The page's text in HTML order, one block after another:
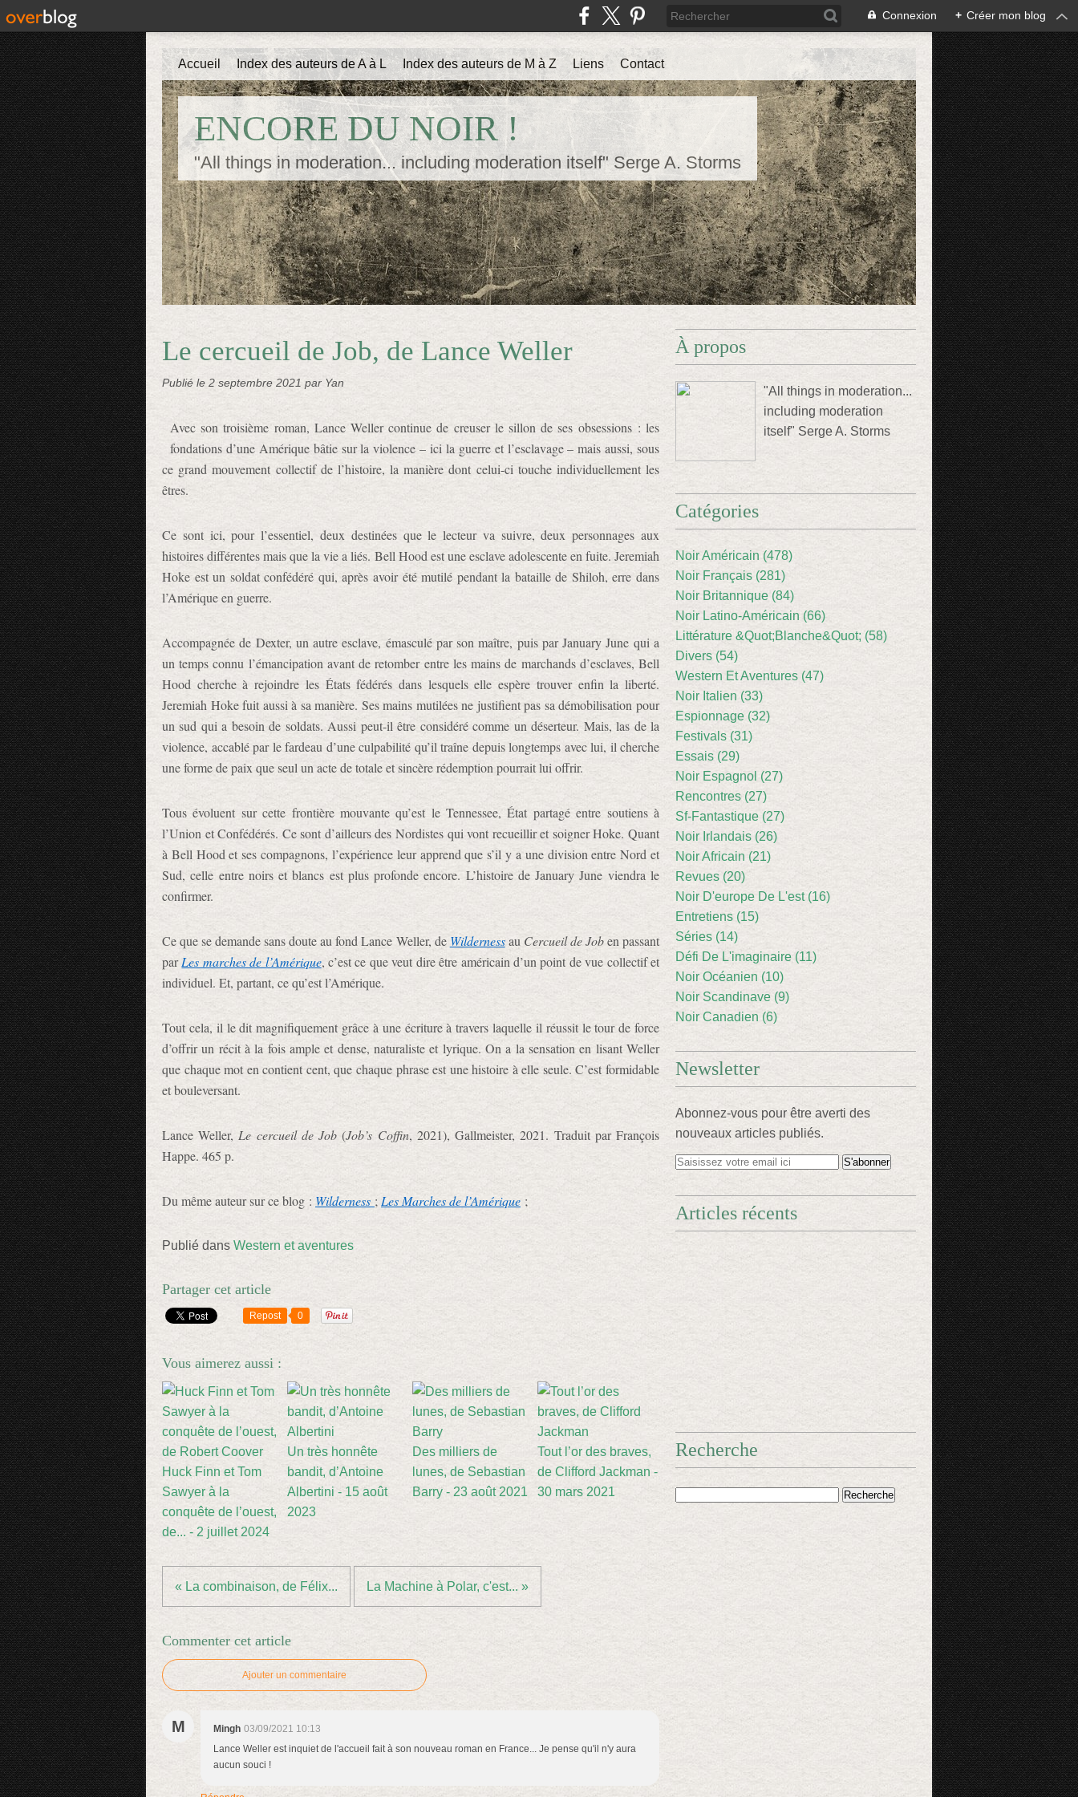
Connexion + Créer mon blog
ENCORE DU NOIR !
"All things in moderation... including moderation itself" Serge A. Storms
Accueil Index des auteurs de A à L Index des auteurs de M à Z Liens Contact
Le cercueil de Job, de Lance Weller
Publié le 2 septembre 2021 par Yan
Avec son troisième roman, Lance Weller continue de creuser le sillon de ses obsessions : les
fondations d’une Amérique bâtie sur la violence – ici la guerre et l’esclavage – mais aussi, sous
ce grand mouvement collectif de l’histoire, la manière dont celui-ci touche individuellement les
êtres.
Ce sont ici, pour l’essentiel, deux destinées que le lecteur va suivre, deux personnages aux
histoires différentes mais que la vie a liés. Bell Hood est une esclave adolescente en fuite. Jeremiah
Hoke est un soldat confédéré qui, après avoir été mutilé pendant la bataille de Shiloh, erre dans
l’Amérique en guerre.
Accompagnée de Dexter, un autre esclave, émasculé par son maître, puis par January June qui a
un temps connu l’émancipation avant de retomber entre les mains de marchands d’esclaves, Bell
Hood cherche à rejoindre les États fédérés dans lesquels elle espère trouver enfin la liberté.
Jeremiah Hoke fuit aussi à sa manière. Ses mains mutilées ne justifient pas sa démobilisation pour
un sud qui a besoin de soldats. Aussi peut-il être considéré comme un déserteur. Mais, las de la
violence, accablé par le fardeau d’une culpabilité qu’il traîne depuis longtemps avec lui, il cherche
une forme de paix que seul un acte de totale et sincère rédemption pourrait lui offrir.
Tous évoluent sur cette frontière mouvante qu’est le Tennessee, État partagé entre soutiens à
l’Union et Confédérés. Ce sont d’ailleurs des Nordistes qui vont recueillir et soigner Hoke. Quant
à Bell Hood et ses compagnons, l’expérience leur apprend que s’il y a une division entre Nord et
Sud, celle entre noirs et blancs est plus profonde encore. L’histoire de January June viendra le
confirmer.
Ce que se demande sans doute au fond Lance Weller, de Wildernessau Cercueil de Joben passant
parLes marches de l’Amérique, c’est ce que veut dire être américain d’un point de vue collectif et
individuel. Et, partant, ce qu’est l’Amérique.
Tout cela, il le dit magnifiquement grâce à une écriture à travers laquelle il réussit le tour de force
d’offrir un récit à la fois ample et dense, naturaliste et lyrique. On a la sensation en lisant Weller
que chaque mot en contient cent, que chaque phrase est une histoire à elle seule. C’est formidable
et bouleversant.
Lance Weller, Le cercueil de Job (Job’s Coffin, 2021), Gallmeister, 2021. Traduit par François
Happe. 465 p.
Du même auteur sur ce blog : Wilderness ; Les Marches de l’Amérique ;
Publié dans Western et aventures
Partager cet article
Repost 0
Vous aimerez aussi :
Huck Finn et Tom
Sawyer à la
conquête de l’ouest,
de... - 2 juillet 2024
Un très honnête
bandit, d’Antoine
Albertini - 15 août
2023
Des milliers de
lunes, de Sebastian
Barry - 23 août 2021
Tout l’or des braves,
de Clifford Jackman -
30 mars 2021
« La combinaison, de Félix... La Machine à Polar, c'est... »
Commenter cet article
Ajouter un commentaire
M Mingh 03/09/2021 10:13
Lance Weller est inquiet de l'accueil fait à son nouveau roman en France... Je pense qu'il n'y aura
aucun souci !
À propos
"All things in moderation...
including moderation
itself" Serge A. Storms
Catégories
Noir Américain (478)
Noir Français (281)
Noir Britannique (84)
Noir Latino-Américain (66)
Littérature &Quot;Blanche&Quot; (58)
Divers (54)
Western Et Aventures (47)
Noir Italien (33)
Espionnage (32)
Festivals (31)
Essais (29)
Noir Espagnol (27)
Rencontres (27)
Sf-Fantastique (27)
Noir Irlandais (26)
Noir Africain (21)
Revues (20)
Noir D'europe De L'est (16)
Entretiens (15)
Séries (14)
Défi De L'imaginaire (11)
Noir Océanien (10)
Noir Scandinave (9)
Noir Canadien (6)
Newsletter
Abonnez-vous pour être averti des
nouveaux articles publiés.
Articles récents
Recherche